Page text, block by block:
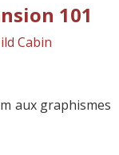
101
Cabin
aux graphismes